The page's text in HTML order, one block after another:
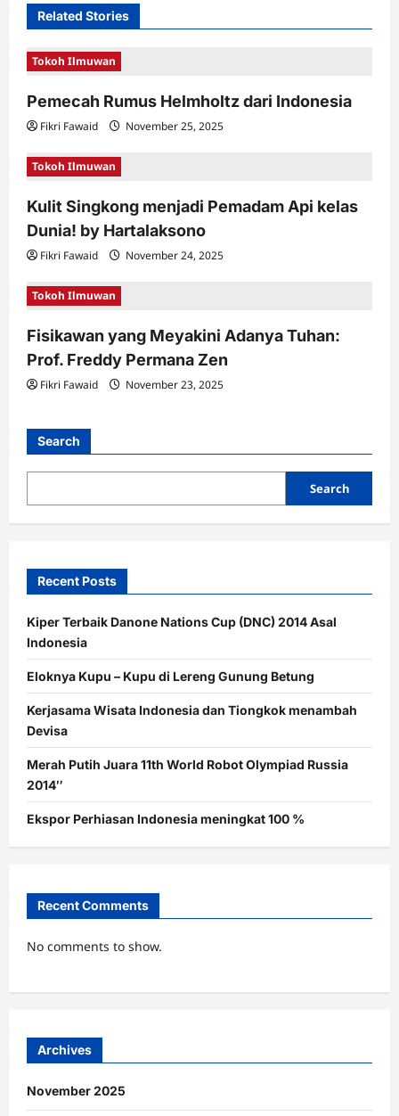
v
g
a
t
o
n
Related Stories
Tokoh Ilmuwan
Pemecah Rumus Helmholtz dari Indonesia
Fikri Fawaid November 25, 2025
Tokoh Ilmuwan
Kulit Singkong menjadi Pemadam Api kelas
Dunia! by Hartalaksono
Fikri Fawaid November 24, 2025
Tokoh Ilmuwan
Fisikawan yang Meyakini Adanya Tuhan:
Prof. Freddy Permana Zen
Fikri Fawaid November 23, 2025
Search
Search
Recent Posts
Kiper Terbaik Danone Nations Cup (DNC) 2014 Asal
Indonesia
Eloknya Kupu – Kupu di Lereng Gunung Betung
Kerjasama Wisata Indonesia dan Tiongkok menambah
Devisa
Merah Putih Juara 11th World Robot Olympiad Russia
2014″
Ekspor Perhiasan Indonesia meningkat 100 %
Recent Comments
No comments to show.
Archives
November 2025